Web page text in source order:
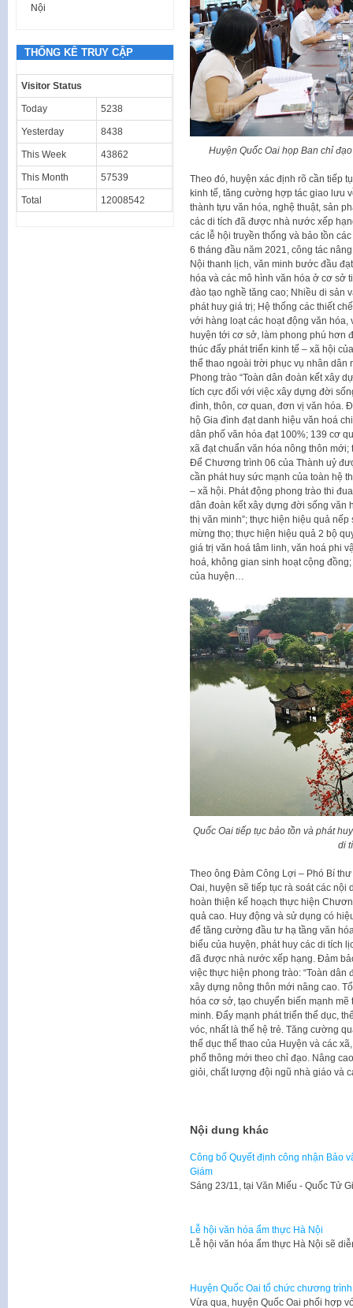
Huyện Quốc Oai họp Ban chỉ
Theo đó, huyện xác định rõ cần tiếp
kinh tế, tăng cường hợp tác giao lưu
thành tựu văn hóa, nghệ thuật, sản
các di tích đã được nhà nước xếp
các lễ hội truyền thống và bảo tồn
6 tháng đầu năm 2021, công tác
Nội thanh lịch, văn minh bước đầu
hóa và các mô hình văn hóa ở cơ sở
đào tạo nghề tăng cao; Nhiều di sản
phát huy giá trị; Hệ thống các thiết
với hàng loạt các hoạt động văn hóa,
huyện tới cơ sở, làm phong phú hơn
thúc đẩy phát triển kinh tế – xã hội
thể thao ngoài trời phục vụ nhân
Phong trào “Toàn dân đoàn kết xây
tích cực đối với việc xây dựng đời
đình, thôn, cơ quan, đơn vị văn hóa.
hộ Gia đình đạt danh hiệu văn hoá
dân phố văn hóa đạt 100%; 139 cơ
xã đạt chuẩn văn hóa nông thôn
Để Chương trình 06 của Thành uỷ
cần phát huy sức mạnh của toàn hệ
– xã hội. Phát động phong trào thi
dân đoàn kết xây dựng đời sống văn
thị văn minh”; thực hiện hiệu quả
mừng thọ; thực hiện hiệu quả 2 bộ
giá trị văn hoá tâm linh, văn hoá phi
hoá, không gian sinh hoạt cộng
của huyện…
Quốc Oai tiếp tục bảo tồn và phát
di
Theo ông Đàm Công Lợi – Phó Bí
Oai, huyện sẽ tiếp tục rà soát các nội
hoàn thiện kế hoạch thực hiện
quả cao. Huy động và sử dụng có
để tăng cường đầu tư hạ tầng văn
biểu của huyện, phát huy các di tích
đã được nhà nước xếp hạng. Đảm
việc thực hiện phong trào: “Toàn
xây dựng nông thôn mới nâng cao.
hóa cơ sở, tạo chuyển biến mạnh
minh. Đẩy mạnh phát triển thể dục,
vóc, nhất là thế hệ trẻ. Tăng cường
thể dục thể thao của Huyện và các
phổ thông mới theo chỉ đạo. Nâng
giỏi, chất lượng đội ngũ nhà giáo và
Nội dung khác
Công bố Quyết định công nhận Bảo
Giám
Sáng 23/11, tại Văn Miếu - Quốc Tử
Lễ hội văn hóa ẩm thực Hà Nội
Lễ hội văn hóa ẩm thực Hà Nội sẽ
Huyện Quốc Oai tổ chức chương
Vừa qua, huyện Quốc Oai phối hợp
Nội
THỐNG KÊ TRUY CẬP
Visitor Status
Today 5238
Yesterday 8438
This Week 43862
This Month 57539
Total 12008542